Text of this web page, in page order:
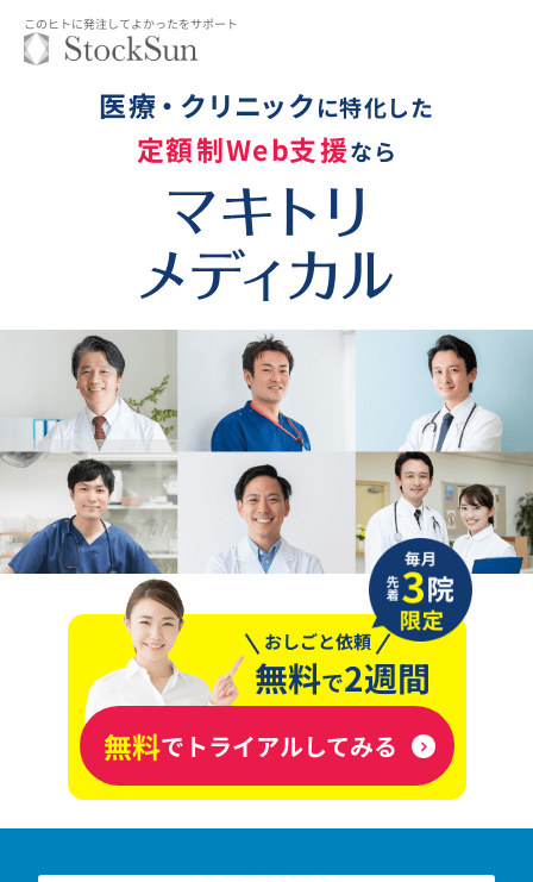
このヒトに発注してよかったをサポート
医療・ クリニックに特化した
定額制Web支援なら
おしごと依頼
無料で2週間
無料でトライアルしてみる